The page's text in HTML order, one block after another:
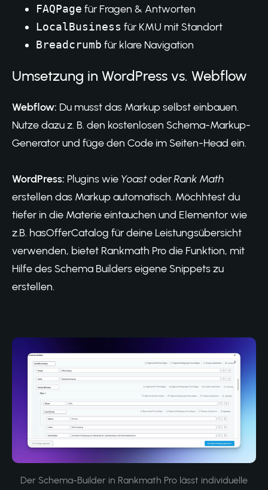
FAQPage für Fragen & Antworten
LocalBusiness für KMU mit Standort
Breadcrumb für klare Navigation
Umsetzung in WordPress vs. Webflow
Webflow: Du musst das Markup selbst einbauen.
Nutze dazu z. B. den kostenlosen Schema-Markup-
Generatorund füge den Code im Seiten-Head ein.
WordPress: Plugins wie YoastoderRank Math
erstellen das Markup automatisch. Möchhtest du
tiefer in die Materie eintauchen und Elementor wie
z.B. hasOfferCatalog für deine Leistungsübersicht
verwenden, bietet Rankmath Pro die Funktion, mit
Hilfe des Schema Builders eigene Snippets zu
erstellen.
Der Schema-Builder in Rankmath Pro lässt individuelle